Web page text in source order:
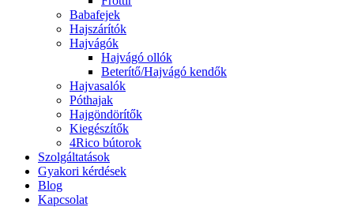
Babafejek
Hajszárítók
Hajvágók
Hajvágó ollók
Beterítő/Hajvágó kendők
Hajvasalók
Póthajak
Hajgöndörítők
Kiegészítők
4Rico bútorok
Szolgáltatások
Gyakori kérdések
Blog
Kapcsolat